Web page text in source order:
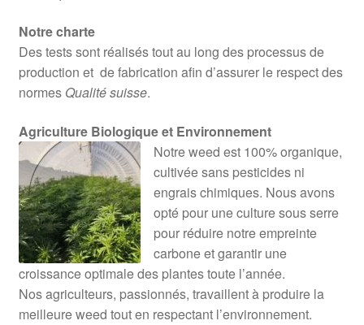
Notre charte
Des tests sont réalisés tout au long des processus de
production et de fabrication afin d’assurer le respect des
normes Qualité suisse.
Agriculture Biologique et Environnement
Notre weed est 100% organique,
cultivée sans pesticides ni
engrais chimiques. Nous avons
opté pour une culture sous serre
pour réduire notre empreinte
carbone et garantir une
croissance optimale des plantes toute l’année.
Nos agriculteurs, passionnés, travaillent à produire la
meilleure weed tout en respectant l’environnement.